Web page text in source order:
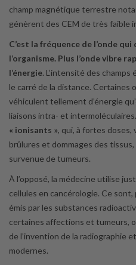
champ magnétique terrestre
génèrent des CEM de très faible
C’est la fréquence de l’onde
l’organisme. Plus l’onde vibre
l’énergie. L’intensité des
le carré de la distance. Certaines
véhiculent tellement d’énergie
liaisons intra- et
« ionisants », qui, à fortes
brûlures et dommages des
survenue de tumeurs.
À l’opposé, la médecine utilise
cellules en cancérologie. Ce sont,
émis par les substances
certaines affections et tumeurs,
de l’invention de la radiographie
modernes.